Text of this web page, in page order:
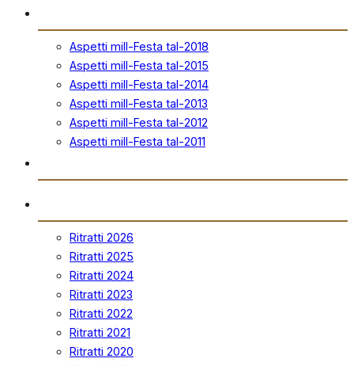
Aspetti mill-Festa tal-2018
Aspetti mill-Festa tal-2015
Aspetti mill-Festa tal-2014
Aspetti mill-Festa tal-2013
Aspetti mill-Festa tal-2012
Aspetti mill-Festa tal-2011
Ritratti 2026
Ritratti 2025
Ritratti 2024
Ritratti 2023
Ritratti 2022
Ritratti 2021
Ritratti 2020